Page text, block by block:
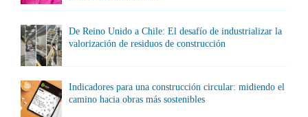
De Reino Unido a Chile: El desafío de industrializar la
valorización de residuos de construcción
Indicadores para una construcción circular: midiendo el
camino hacia obras más sostenibles